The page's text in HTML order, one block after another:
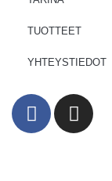
TUOTTEET
YHTEYSTIEDOT